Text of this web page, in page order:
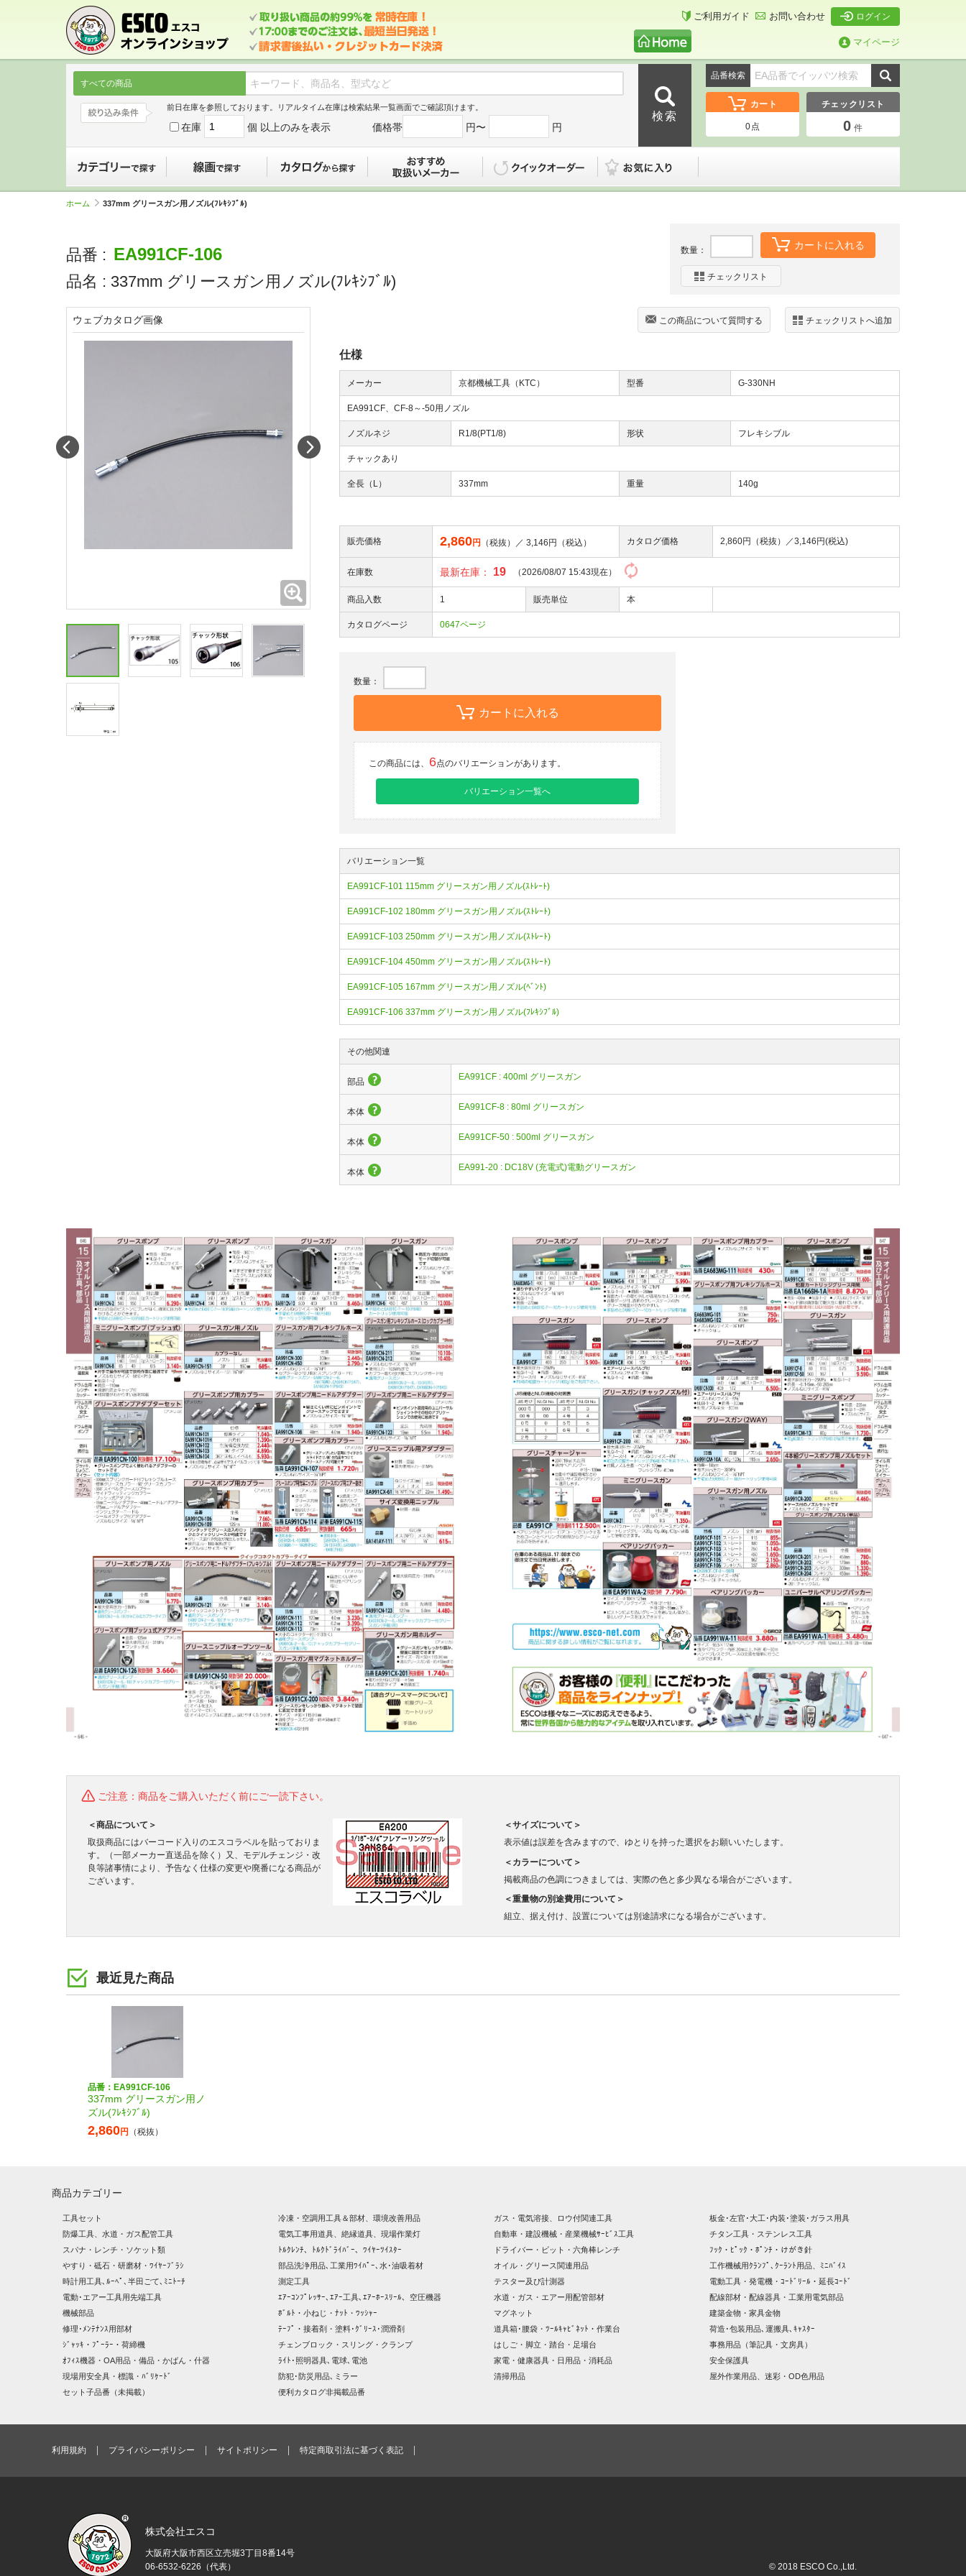
ご利用ガイド お問い合わせ ログイン
マイページ
すべての商品
前日在庫を参照しております。リアルタイム在庫は検索結果一覧画面でご確認頂けます。
在庫 個 以上のみを表示 価格帯 円〜 円
品番検索
カート
0点
チェックリスト
0 件
ホーム 337mm グリースガン用ノズル(ﾌﾚｷｼﾌﾞﾙ)
品番 : EA991CF-106
品名 : 337mm グリースガン用ノズル(ﾌﾚｷｼﾌﾞﾙ)
数量： カートに入れる
チェックリスト
チェックリストへ追加
この商品について質問する
仕様
メーカー 京都機械工具（KTC） 型番 G-330NH
EA991CF、CF-8～-50用ノズル
ノズルネジ R1/8(PT1/8) 形状 フレキシブル
チャックあり
全長（L） 337mm 重量 140g
販売価格 2,860円 （税抜）／ 3,146 円（税込） カタログ価格 2,860円（税抜）／3,146円(税込)
在庫数 最新在庫： 19 （2026/08/07 15:43現在）
商品入数 1 販売単位 本
カタログページ 0647ページ
数量：
カートに入れる
この商品には、 6点のバリエーションがあります。
バリエーション一覧へ
バリエーション一覧
EA991CF-101 115mm グリースガン用ノズル(ｽﾄﾚｰﾄ)
EA991CF-102 180mm グリースガン用ノズル(ｽﾄﾚｰﾄ)
EA991CF-103 250mm グリースガン用ノズル(ｽﾄﾚｰﾄ)
EA991CF-104 450mm グリースガン用ノズル(ｽﾄﾚｰﾄ)
EA991CF-105 167mm グリースガン用ノズル(ﾍﾞﾝﾄ)
EA991CF-106 337mm グリースガン用ノズル(ﾌﾚｷｼﾌﾞﾙ)
その他関連
部品 EA991CF : 400ml グリースガン
本体 EA991CF-8 : 80ml グリースガン
本体 EA991CF-50 : 500ml グリースガン
本体 EA991-20 : DC18V (充電式)電動グリースガン
ウェブカタログ画像
ご注意：商品をご購入いただく前にご一読下さい。
＜商品について＞
取扱商品にはバーコード入りのエスコラベルを貼っておりま
す。（一部メーカー直送品を除く）又、モデルチェンジ・改
良等諸事情により、予告なく仕様の変更や廃番になる商品が
ございます。
＜サイズについて＞
表示値は誤差を含みますので、ゆとりを持った選択をお願いいたします。
＜カラーについて＞
掲載商品の色調につきましては、実際の色と多少異なる場合がございます。
＜重量物の別途費用について＞
組立、据え付け、設置については別途請求になる場合がございます。
最近見た商品
品番：EA991CF-106
337mm グリースガン用ノ
ズル(ﾌﾚｷｼﾌﾞﾙ)
2,860円 （税抜）
商品カテゴリー
工具セット 冷凍・空調用工具＆部材、環境改善用品 ガス・電気溶接、ロウ付関連工具
板金･左官･大工･内装･塗装･ガラス用具
防爆工具、水道・ガス配管工具
電気工事用道具、絶縁道具、現場作業灯 自動車・建設機械・産業機械ｻｰﾋﾞｽ工具
チタン工具・ステンレス工具
スパナ・レンチ・ソケット類
ﾄﾙｸﾚﾝﾁ、ﾄﾙｸﾄﾞﾗｲﾊﾞｰ、ﾜｲﾔｰﾂｲｽﾀｰ ドライバー・ビット・六角棒レンチ
ﾌｯｸ・ﾋﾟｯｸ・ﾎﾟﾝﾁ・けがき針
やすり・砥石・研磨材・ﾜｲﾔｰﾌﾞﾗｼ
部品洗浄用品､工業用ﾜｲﾊﾟｰ､水･油吸着材 オイル・グリース関連用品
工作機械用ｸﾗﾝﾌﾟ､ｸｰﾗﾝﾄ用品、ﾐﾆﾊﾞｲｽ
時計用工具､ﾙｰﾍﾟ､半田ごて､ﾐﾆﾄｰﾁ
測定工具 テスター及び計測器
電動工具・発電機・ｺｰﾄﾞﾘｰﾙ・延長ｺｰﾄﾞ
電動･エアー工具用先端工具
ｴｱｰｺﾝﾌﾟﾚｯｻｰ､ｴｱｰ工具､ｴｱｰﾎｰｽﾘｰﾙ、空圧機器 水道・ガス・エアー用配管部材
配線部材・配線器具・工業用電気部品
機械部品
ﾎﾞﾙﾄ・小ねじ・ﾅｯﾄ・ﾜｯｼｬｰ マグネット
建築金物・家具金物
修理･ﾒﾝﾃﾅﾝｽ用部材
ﾃｰﾌﾟ・接着剤・塗料･ｸﾞﾘｰｽ･潤滑剤 道具箱･腰袋・ﾂｰﾙｷｬﾋﾞﾈｯﾄ・作業台
荷造･包装用品､運搬具､ｷｬｽﾀｰ
ｼﾞｬｯｷ・ﾌﾟｰﾗｰ・荷締機
チェンブロック・スリング・クランプ はしご・脚立・踏台・足場台
事務用品（筆記具・文房具）
ｵﾌｨｽ機器・OA用品・備品・かばん・什器
ﾗｲﾄ･照明器具､電球､電池 家電・健康器具・日用品・消耗品
安全保護具
現場用安全具・標識・ﾊﾞﾘｹｰﾄﾞ
防犯･防災用品､ミラー 清掃用品
屋外作業用品、迷彩・OD色用品
セット子品番（未掲載）
便利カタログ非掲載品番
利用規約 プライバシーポリシー サイトポリシー 特定商取引法に基づく表記
株式会社エスコ
大阪府大阪市西区立売堀3丁目8番14号
06-6532-6226（代表）
© 2018 ESCO Co.,Ltd.